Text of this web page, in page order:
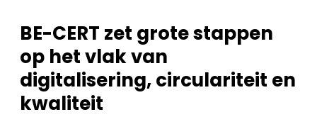
Nieuwsbrief
Podcasts
Privacy / Cookie statement
Vacature aanmelden
BE-CERT zet grote stappen
op het vlak van
digitalisering, circulariteit en
kwaliteit